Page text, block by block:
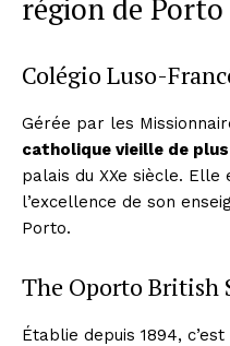
région de Porto
Colégio Luso-
Gérée par les
catholique vieille de
palais du XXe siècle.
l’excellence de son
Porto.
The Oporto British
Établie depuis 1894, c’est